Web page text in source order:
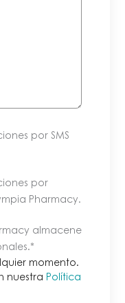
por SMS
por
Pharmacy.
almacene
.*
momento.
nuestra Política